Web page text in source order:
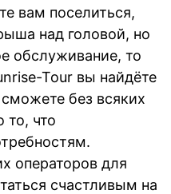
вам поселиться,
над головой, но
обслуживание, то
Tour вы найдёте
без всяких
то, что
операторов для
счастливым на